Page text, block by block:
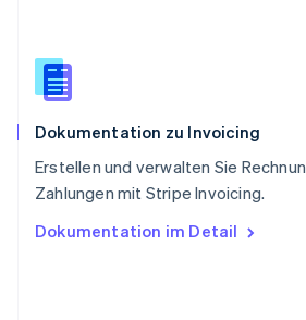
Dokumentation zu Invoicing
Erstellen und verwalten Sie
Zahlungen mit Stripe Invoicing.
Dokumentation im Detail
English
Spanien
Thailand
Tschechische Republik
English
English